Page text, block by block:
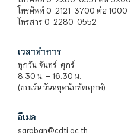
โทรศัพท์ 0-2121-3700 ต่อ 1000
โทรสาร 0-2280-0552
เวลาทำการ
ทุกวัน จันทร์-ศุกร์
8.30 น. – 16.30 น.
(ยกเว้น วันหยุดนักขัตฤกษ์)
อีเมล
saraban@cdti.ac.th